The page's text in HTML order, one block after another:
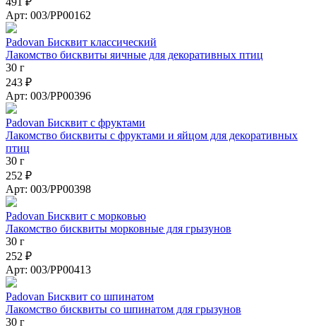
Арт: 003/PP00162
Padovan Бисквит классический
Лакомство бисквиты яичные для декоративных птиц
30 г
243 ₽
Арт: 003/PP00396
Padovan Бисквит с фруктами
Лакомство бисквиты с фруктами и яйцом для декоративных
птиц
30 г
252 ₽
Арт: 003/PP00398
Padovan Бисквит с морковью
Лакомство бисквиты морковные для грызунов
30 г
252 ₽
Арт: 003/PP00413
Padovan Бисквит со шпинатом
Лакомство бисквиты со шпинатом для грызунов
30 г